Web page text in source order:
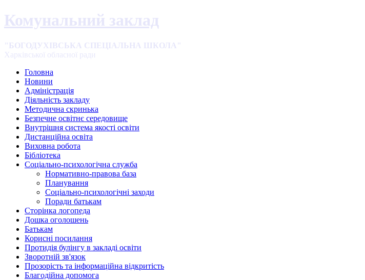
Комунальний заклад
"БОГОДУХІВСЬКА СПЕЦІАЛЬНА ШКОЛА"
Харківської обласної ради
Головна
Новини
Адміністрація
Діяльність закладу
Методична скринька
Безпечне освітнє середовище
Внутрішня система якості освіти
Дистанційна освіта
Виховна робота
Бібліотека
Соціально-психологічна служба
Нормативно-правова база
Планування
Соціально-психологічні заходи
Поради батькам
Сторінка логопеда
Дошка оголошень
Батькам
Корисні посилання
Протидія булінгу в закладі освіти
Зворотній зв'язок
Прозорість та інформаційна відкритість
Благодійна допомога